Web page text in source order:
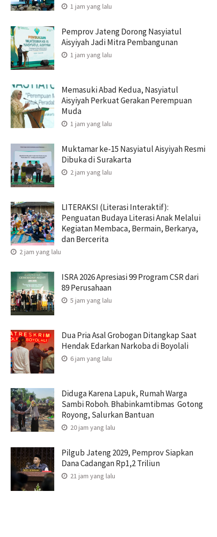
1 jam yang lalu
Pemprov Jateng Dorong Nasyiatul
Aisyiyah Jadi Mitra Pembangunan
1 jam yang lalu
Memasuki Abad Kedua, Nasyiatul
Aisyiyah Perkuat Gerakan Perempuan
Muda
1 jam yang lalu
Muktamar ke-15 Nasyiatul Aisyiyah Resmi
Dibuka di Surakarta
2 jam yang lalu
LITERAKSI (Literasi Interaktif):
Penguatan Budaya Literasi Anak Melalui
Kegiatan Membaca, Bermain, Berkarya,
dan Bercerita
2 jam yang lalu
ISRA 2026 Apresiasi 99 Program CSR dari
89 Perusahaan
5 jam yang lalu
Dua Pria Asal Grobogan Ditangkap Saat
Hendak Edarkan Narkoba di Boyolali
6 jam yang lalu
Diduga Karena Lapuk, Rumah Warga
Sambi Roboh. Bhabinkamtibmas Gotong
Royong, Salurkan Bantuan
20 jam yang lalu
Pilgub Jateng 2029, Pemprov Siapkan
Dana Cadangan Rp1,2 Triliun
21 jam yang lalu